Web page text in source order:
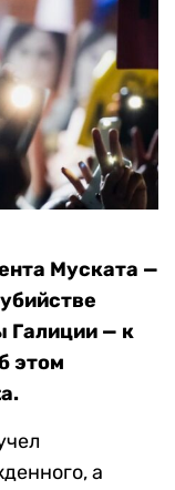
Муската —
— к
этом
а